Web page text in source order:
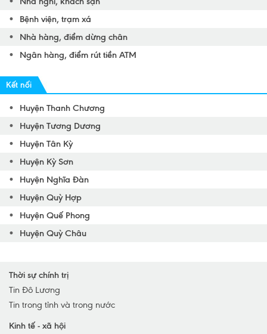
Bệnh viện, trạm xá
Nhà hàng, điểm dừng chân
Ngân hàng, điểm rút tiền ATM
Kết nối
Huyện Thanh Chương
Huyện Tương Dương
Huyện Tân Kỳ
Huyện Kỳ Sơn
Huyện Nghĩa Đàn
Huyện Quỳ Hợp
Huyện Quế Phong
Huyện Quỳ Châu
Huyện Quỳnh Lưu
Huyện Yên Thành
Huyện Anh Sơn
Huyện Diễn Châu
Thời sự chính trị
Tin Đô Lương
Tin trong tỉnh và trong nước
Kinh tế - xã hội